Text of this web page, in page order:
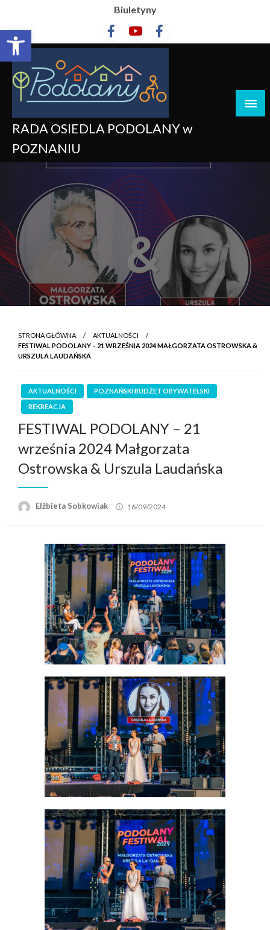
Otwórz pasek narzędzi
Biuletyny
RADA OSIEDLA PODOLANY w
POZNANIU
STRONA GŁÓWNA
AKTUALNOŚCI
FESTIWAL PODOLANY – 21 WRZEŚNIA 2024 MAŁGORZATA OSTROWSKA &
URSZULA LAUDAŃSKA
AKTUALNOŚCI
POZNAŃSKI BUDŻET OBYWATELSKI
REKREACJA
FESTIWAL PODOLANY – 21
września 2024 Małgorzata
Ostrowska & Urszula Laudańska
Elżbieta Sobkowiak 16/09/2024